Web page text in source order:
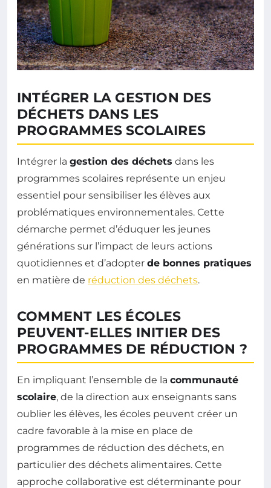
INTÉGRER LA GESTION DES
DÉCHETS DANS LES
PROGRAMMES SCOLAIRES
Intégrer la gestion des déchets dans les
programmes scolaires représente un enjeu
essentiel pour sensibiliser les élèves aux
problématiques environnementales. Cette
démarche permet d’éduquer les jeunes
générations sur l’impact de leurs actions
quotidiennes et d’adopter de bonnes pratiques
en matière de réduction des déchets.
COMMENT LES ÉCOLES
PEUVENT-ELLES INITIER DES
PROGRAMMES DE RÉDUCTION ?
En impliquant l’ensemble de la communauté
scolaire, de la direction aux enseignants sans
oublier les élèves, les écoles peuvent créer un
cadre favorable à la mise en place de
programmes de réduction des déchets, en
particulier des déchets alimentaires. Cette
approche collaborative est déterminante pour